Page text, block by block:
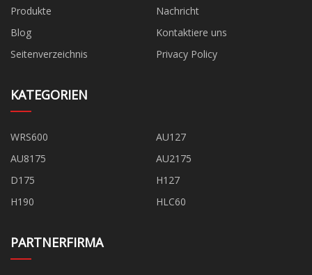
Produkte
Nachricht
Blog
Kontaktiere uns
Seitenverzeichnis
Privacy Policy
KATEGORIEN
WRS600
AU127
AU8175
AU2175
D175
H127
H190
HLC60
PARTNERFIRMA